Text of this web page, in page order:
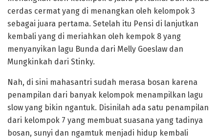
cerdas cermat yang di menangkan oleh kelompok 3
sebagai juara pertama. Setelah itu Pensi di lanjutkan
kembali yang di meriahkan oleh kempok 8 yang
menyanyikan lagu Bunda dari Melly Goeslaw dan
Mungkinkah dari Stinky.
Nah, di sini mahasantri sudah merasa bosan karena
penampilan dari banyak kelompok menampilkan lagu
slow yang bikin ngantuk. Disinilah ada satu penampilan
dari kelompok 7 yang membuat suasana yang tadinya
bosan, sunyi dan ngamtuk menjadi hidup kembali